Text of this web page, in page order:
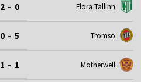
2 - 0 Flora Tallinn
0 - 5 Tromso
1 - 1 Motherwell